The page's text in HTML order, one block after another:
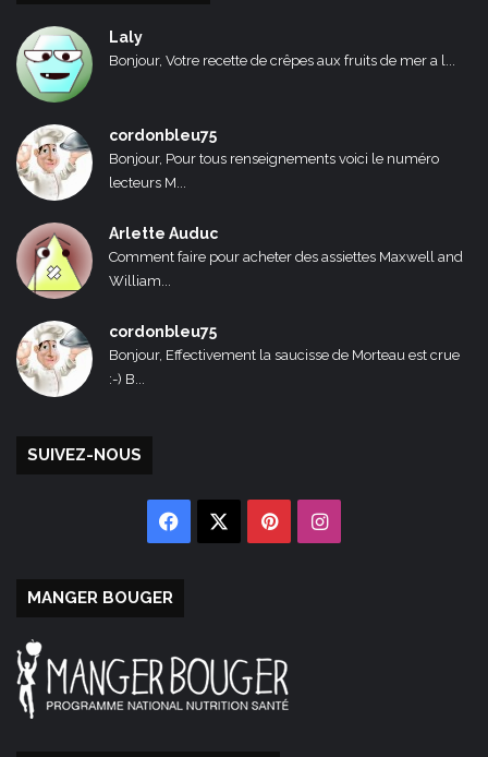
Laly
Bonjour, Votre recette de crêpes aux fruits de mer a l...
cordonbleu75
Bonjour, Pour tous renseignements voici le numéro
lecteurs M...
Arlette Auduc
Comment faire pour acheter des assiettes Maxwell and
William...
cordonbleu75
Bonjour, Effectivement la saucisse de Morteau est crue
:-) B...
SUIVEZ-NOUS
Facebook PinterestInstagram
MANGER BOUGER